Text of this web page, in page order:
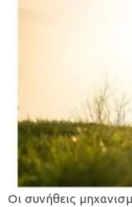
Οι συνήθεις